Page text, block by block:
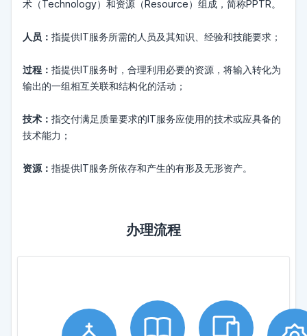
术（Technology）和资源（Resource）组成，简称PPTR。
人员： 指提供IT服务所需的人员及其知识、经验和技能要求；
过程： 指提供IT服务时，合理利用必要的资源，将输入转化为
输出的一组相互关联和结构化的活动；
技术： 指交付满足质量要求的IT服务应使用的技术或应具备的
技术能力；
资源： 指提供IT服务所依存和产生的有形及无形资产。
办理流程